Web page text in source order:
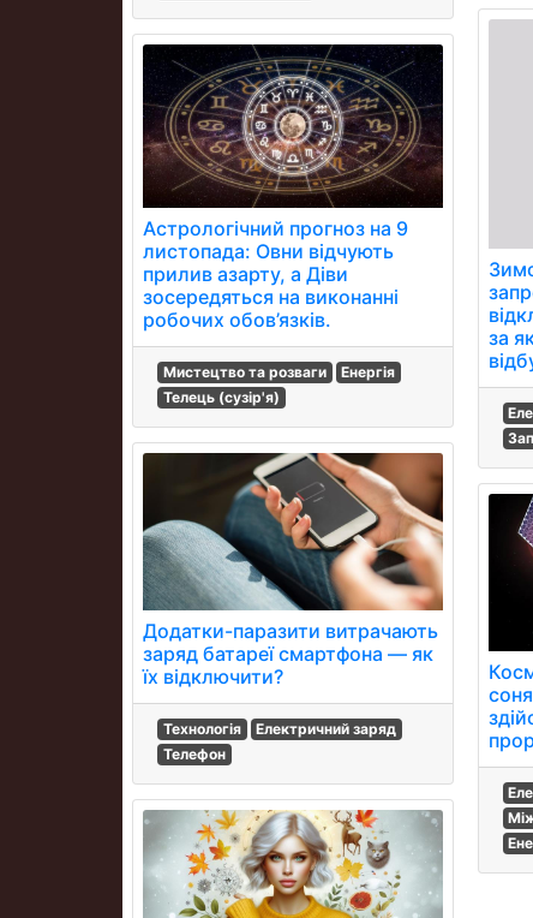
Астрологічний прогноз на 9
листопада: Овни відчують
прилив азарту, а Діви
зосередяться на виконанні
робочих обов’язків.
Мистецтво та розваги
Енергія
Телець (сузір'я)
Додатки-паразити витрачають
заряд батареї смартфона — як
їх відключити?
Технологія
Електричний заряд
Телефон
за